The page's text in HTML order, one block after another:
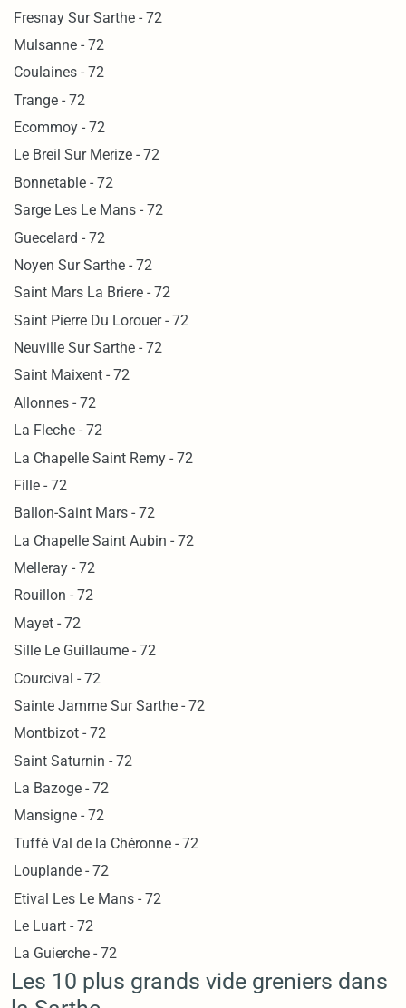
Fresnay Sur Sarthe - 72
Mulsanne - 72
Coulaines - 72
Trange - 72
Ecommoy - 72
Le Breil Sur Merize - 72
Bonnetable - 72
Sarge Les Le Mans - 72
Guecelard - 72
Noyen Sur Sarthe - 72
Saint Mars La Briere - 72
Saint Pierre Du Lorouer - 72
Neuville Sur Sarthe - 72
Saint Maixent - 72
Allonnes - 72
La Fleche - 72
La Chapelle Saint Remy - 72
Fille - 72
Ballon-Saint Mars - 72
La Chapelle Saint Aubin - 72
Melleray - 72
Rouillon - 72
Mayet - 72
Sille Le Guillaume - 72
Courcival - 72
Sainte Jamme Sur Sarthe - 72
Montbizot - 72
Saint Saturnin - 72
La Bazoge - 72
Mansigne - 72
Tuffé Val de la Chéronne - 72
Louplande - 72
Etival Les Le Mans - 72
Le Luart - 72
La Guierche - 72
Les 10 plus grands vide greniers dans